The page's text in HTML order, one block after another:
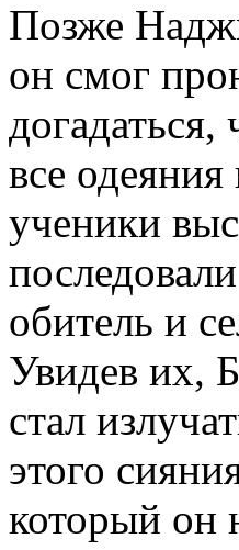
Позже
он смог
все
ученики
обитель и
Увидев их,
стал
этого
который он